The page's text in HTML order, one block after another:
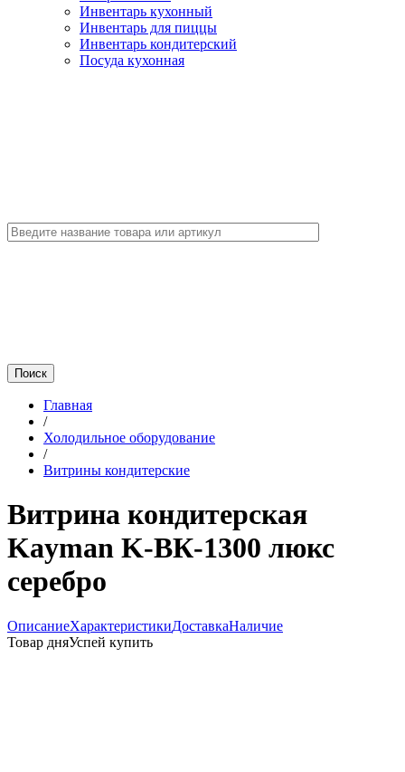
Инвентарь кухонный
Инвентарь для пиццы
Инвентарь кондитерский
Посуда кухонная
Главная
/
Холодильное оборудование
/
Витрины кондитерские
Витрина кондитерская
Kayman K-ВК-1300 люкс
серебро
ОписаниеХарактеристикиДоставкаНаличие
Товар дняУспей купить